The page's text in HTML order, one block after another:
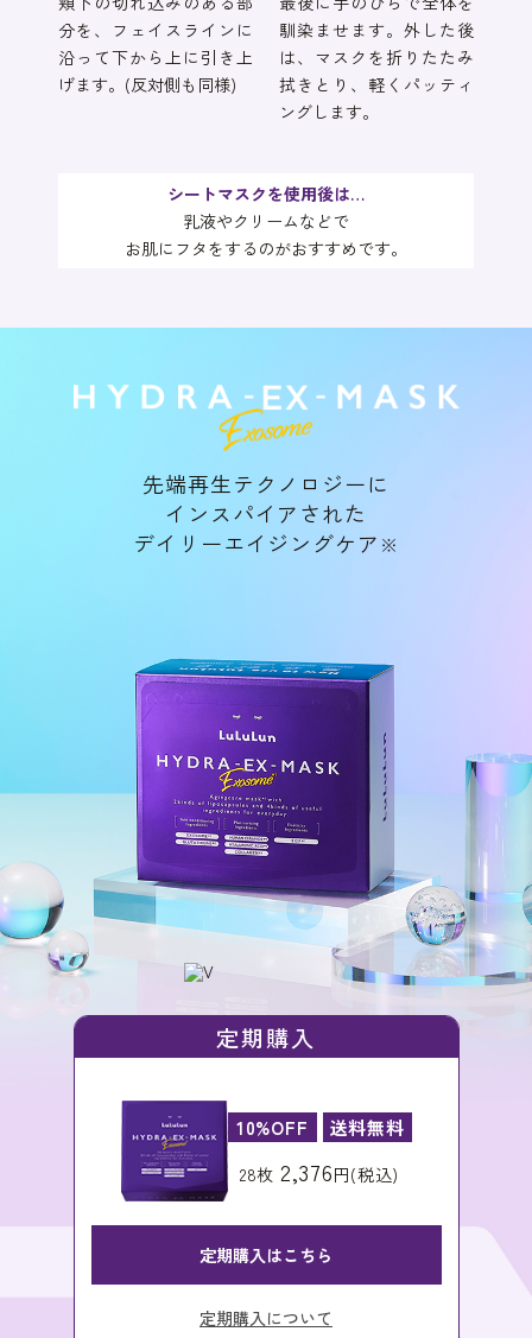
分を、フェイスラインに
沿って下から上に引き上
げます。(反対側も同様)
馴染ませます。外した後
は、マスクを折りたたみ
拭きとり、軽くパッティ
ングします。
シートマスクを使用後は…
乳液やクリームなどで
お肌にフタをするのがおすすめです。
先端再生テクノロジーに
インスパイアされた
デイリーエイジングケア ※
定期購入
10%OFF 送料無料
28枚 2,376円(税込)
定期購入はこちら
定期購入について